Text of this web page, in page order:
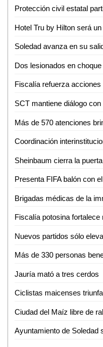
Jauría mató a tres cerdos
Ciclistas maicenses
Ciudad del Maíz libre de